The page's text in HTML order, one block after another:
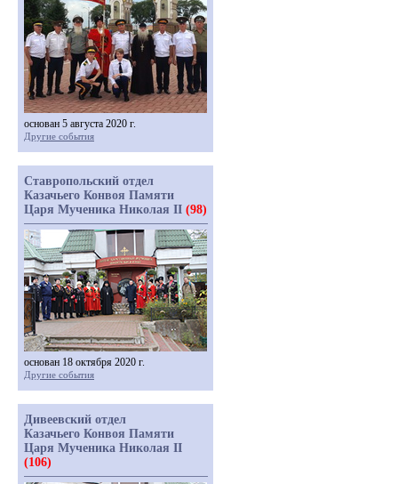
основан 5 августа 2020 г.
Другие события
Ставропольский отдел
Казачьего Конвоя Памяти
Царя Мученика Николая II (98)
основан 18 октября 2020 г.
Другие события
Дивеевский отдел
Казачьего Конвоя Памяти
Царя Мученика Николая II
(106)